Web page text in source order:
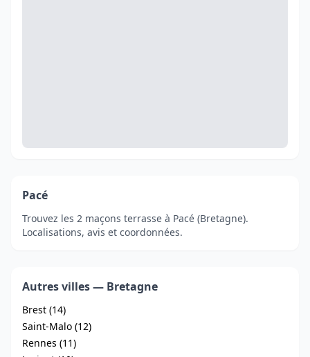
Pacé
Trouvez les 2 maçons terrasse à Pacé (Bretagne).
Localisations, avis et coordonnées.
Autres villes — Bretagne
Brest (14)
Saint-Malo (12)
Rennes (11)